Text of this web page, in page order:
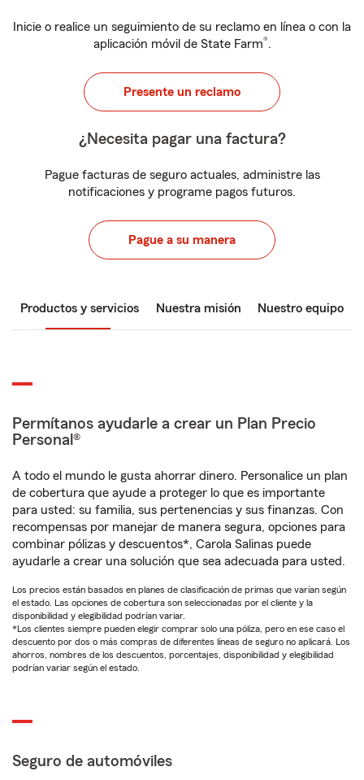
Inicie o realice un seguimiento de su reclamo en línea o con la
aplicación móvil de State Farm®.
Presente un reclamo
¿Necesita pagar una factura?
Pague facturas de seguro actuales, administre las
notificaciones y programe pagos futuros.
Pague a su manera
Productos y servicios Nuestra misión Nuestro equipo
Permítanos ayudarle a crear un Plan Precio
Personal®
A todo el mundo le gusta ahorrar dinero. Personalice un plan
de cobertura que ayude a proteger lo que es importante
para usted: su familia, sus pertenencias y sus finanzas. Con
recompensas por manejar de manera segura, opciones para
combinar pólizas y descuentos*, Carola Salinas puede
ayudarle a crear una solución que sea adecuada para usted.
Los precios están basados en planes de clasificación de primas que varían según
el estado. Las opciones de cobertura son seleccionadas por el cliente y la
disponibilidad y elegibilidad podrían variar.
*Los clientes siempre pueden elegir comprar solo una póliza, pero en ese caso el
descuento por dos o más compras de diferentes líneas de seguro no aplicará. Los
ahorros, nombres de los descuentos, porcentajes, disponibilidad y elegibilidad
podrían variar según el estado.
Seguro de automóviles